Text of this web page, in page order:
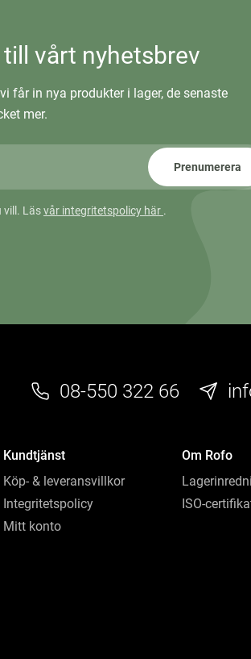
vårt nyhetsbrev
får in nya produkter i lager, de senaste
mer.
Prenumerera
vill. Läsvår integritetspolicy här .
08-550 322 66
Kundtjänst
Köp- & leveransvillkor
Integritetspolicy
Mitt konto
Om Rofo
ISO-